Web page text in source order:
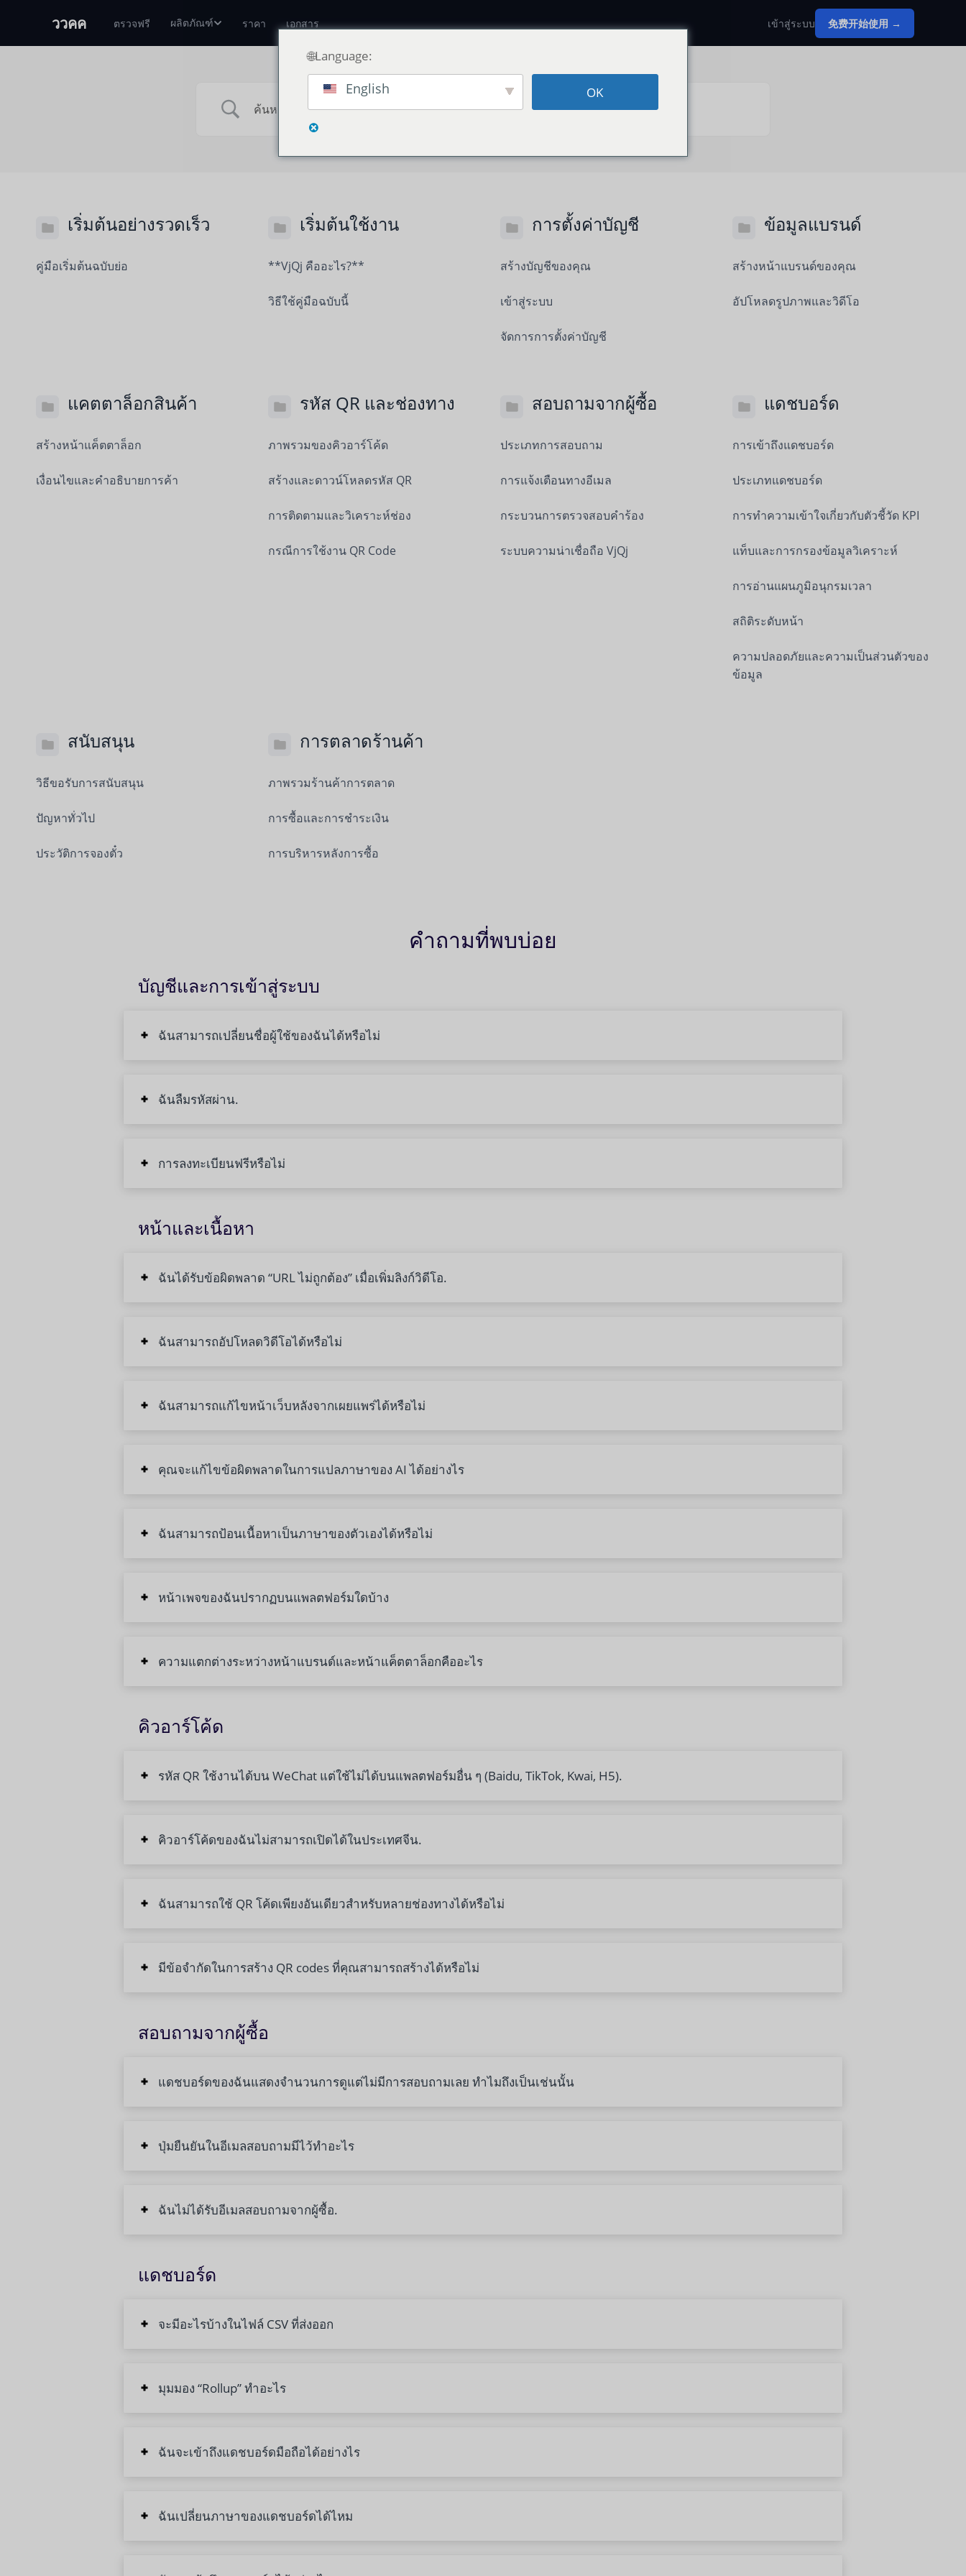
ววคค ตรวจฟรี ผลิตภัณฑ์ ราคา เอกสาร เข้าสู่ระบบ 免费开始使用 →
เริ่มต้นอย่างรวดเร็ว
คู่มือเริ่มต้นฉบับย่อ
เริ่มต้นใช้งาน
**VjQj คืออะไร?**
วิธีใช้คู่มือฉบับนี้
การตั้งค่าบัญชี
สร้างบัญชีของคุณ
เข้าสู่ระบบ
จัดการการตั้งค่าบัญชี
ข้อมูลแบรนด์
สร้างหน้าแบรนด์ของคุณ
อัปโหลดรูปภาพและวิดีโอ
แคตตาล็อกสินค้า
สร้างหน้าแค็ตตาล็อก
เงื่อนไขและคำอธิบายการค้า
รหัส QR และช่องทาง
ภาพรวมของคิวอาร์โค้ด
สร้างและดาวน์โหลดรหัส QR
การติดตามและวิเคราะห์ช่อง
กรณีการใช้งาน QR Code
สอบถามจากผู้ซื้อ
ประเภทการสอบถาม
การแจ้งเตือนทางอีเมล
กระบวนการตรวจสอบคำร้อง
ระบบความน่าเชื่อถือ VjQj
แดชบอร์ด
การเข้าถึงแดชบอร์ด
ประเภทแดชบอร์ด
การทำความเข้าใจเกี่ยวกับตัวชี้วัด KPI
แท็บและการกรองข้อมูลวิเคราะห์
การอ่านแผนภูมิอนุกรมเวลา
สถิติระดับหน้า
ความปลอดภัยและความเป็นส่วนตัวของ
ข้อมูล
สนับสนุน
วิธีขอรับการสนับสนุน
ปัญหาทั่วไป
ประวัติการจองตั๋ว
การตลาดร้านค้า
ภาพรวมร้านค้าการตลาด
การซื้อและการชำระเงิน
การบริหารหลังการซื้อ
คำถามที่พบบ่อย
บัญชีและการเข้าสู่ระบบ
ฉันสามารถเปลี่ยนชื่อผู้ใช้ของฉันได้หรือไม่
ฉันลืมรหัสผ่าน.
การลงทะเบียนฟรีหรือไม่
หน้าและเนื้อหา
ฉันได้รับข้อผิดพลาด “URL ไม่ถูกต้อง” เมื่อเพิ่มลิงก์วิดีโอ.
ฉันสามารถอัปโหลดวิดีโอได้หรือไม่
ฉันสามารถแก้ไขหน้าเว็บหลังจากเผยแพร่ได้หรือไม่
คุณจะแก้ไขข้อผิดพลาดในการแปลภาษาของ AI ได้อย่างไร
ฉันสามารถป้อนเนื้อหาเป็นภาษาของตัวเองได้หรือไม่
หน้าเพจของฉันปรากฏบนแพลตฟอร์มใดบ้าง
ความแตกต่างระหว่างหน้าแบรนด์และหน้าแค็ตตาล็อกคืออะไร
คิวอาร์โค้ด
รหัส QR ใช้งานได้บน WeChat แต่ใช้ไม่ได้บนแพลตฟอร์มอื่น ๆ (Baidu, TikTok, Kwai, H5).
คิวอาร์โค้ดของฉันไม่สามารถเปิดได้ในประเทศจีน.
ฉันสามารถใช้ QR โค้ดเพียงอันเดียวสำหรับหลายช่องทางได้หรือไม่
มีข้อจำกัดในการสร้าง QR codes ที่คุณสามารถสร้างได้หรือไม่
สอบถามจากผู้ซื้อ
แดชบอร์ดของฉันแสดงจำนวนการดูแต่ไม่มีการสอบถามเลย ทำไมถึงเป็นเช่นนั้น
ปุ่มยืนยันในอีเมลสอบถามมีไว้ทำอะไร
ฉันไม่ได้รับอีเมลสอบถามจากผู้ซื้อ.
แดชบอร์ด
จะมีอะไรบ้างในไฟล์ CSV ที่ส่งออก
มุมมอง “Rollup” ทำอะไร
ฉันจะเข้าถึงแดชบอร์ดมือถือได้อย่างไร
ฉันเปลี่ยนภาษาของแดชบอร์ดได้ไหม
🌐Language:
English OK